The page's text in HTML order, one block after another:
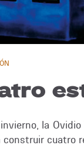
invierno, la
cuatro